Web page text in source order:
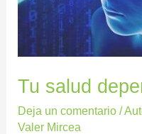
Tu salud
Deja un comentario /
Valer Mircea